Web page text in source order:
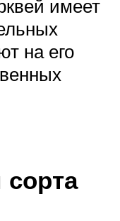
имеет
на его
сорта